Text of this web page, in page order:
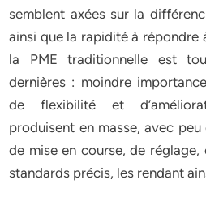
semblent axées sur la
ainsi que la rapidité à répondre
la PME traditionnelle est
dernières : moindre
de flexibilité et
produisent en masse, avec
de mise en course, de
standards précis, les rendant